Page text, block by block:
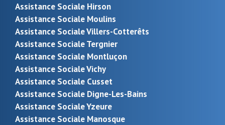
Assistance Sociale Hirson
Assistance Sociale Moulins
Assistance Sociale Villers-Cotterêts
Assistance Sociale Tergnier
Assistance Sociale Montluçon
Assistance Sociale Vichy
Assistance Sociale Cusset
Assistance Sociale Digne-Les-Bains
Assistance Sociale Yzeure
Assistance Sociale Manosque